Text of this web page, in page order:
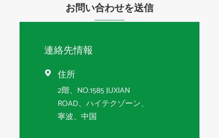
お問い合わせを送信
連絡先情報
 住所
2階、NO.1585 JUXIAN
ROAD、ハイテクゾーン、
寧波、中国